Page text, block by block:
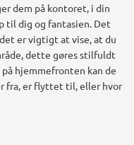
dem på kontoret, i din
til dig og fantasien. Det
er vigtigt at vise, at du
dette gøres stilfuldt
hjemmefronten kan de
fra, er flyttet til, eller hvor